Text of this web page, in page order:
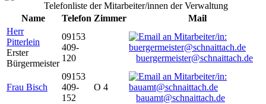
Telefonliste der Mitarbeiter/innen der Verwaltung
Name
Telefon Zimmer
Mail
Herr
Pitterlein
Erster
Bürgermeister
09153
409-
120
buergermeister@schnaittach.de
Frau Bisch
09153
409-
152
O 4
bauamt@schnaittach.de